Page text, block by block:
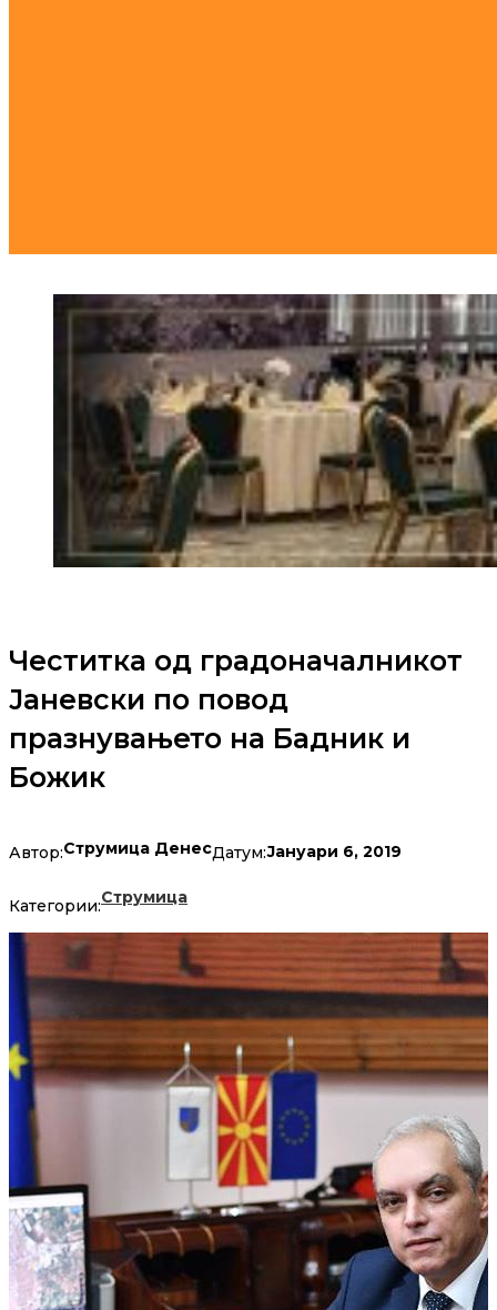
Честитка од градоначалникот
Јаневски по повод
празнувањето на Бадник и
Божик
Автор:Струмица ДенесДатум:Јануари 6, 2019
Категории:Струмица